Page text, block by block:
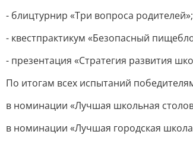
- блицтурнир «Три вопроса родителей»;
- квестпрактикум «Безопасный
- презентация «Стратегия развития
По итогам всех испытаний
в номинации «Лучшая школьная
в номинации «Лучшая городская